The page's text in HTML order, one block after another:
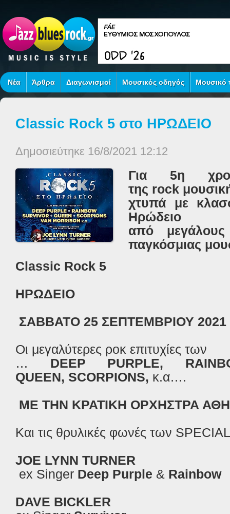
Νέα Άρθρα Διαγωνισμοί Μουσικός οδηγός Μουσικό
Classic Rock 5 στο ΗΡΩΔΕΙΟ
Δημοσιεύτηκε 16/8/2021 12:12
Για 5η
της rock
χτυπά με
Ηρώδειο
από μεγάλους
παγκόσμιας
Classic Rock 5
ΗΡΩΔΕΙΟ
ΣΑΒΒΑΤΟ 25 ΣΕΠΤΕΜΒΡΙΟΥ 2021
Οι μεγαλύτερες ροκ επιτυχίες των
… DEEP PURPLE,
QUEEN, SCORPIONS, κ.α….
ΜΕ ΤΗΝ ΚΡΑΤΙΚΗ ΟΡΧΗΣΤΡΑ
Και τις θρυλικές φωνές των
JOE LYNN TURNER
ex Singer Deep Purple & Rainbow
DAVE BICKLER